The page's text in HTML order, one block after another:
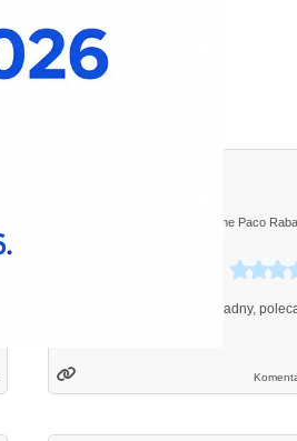
Fame Paco
Przyjemny zapach, bardzo ładny,